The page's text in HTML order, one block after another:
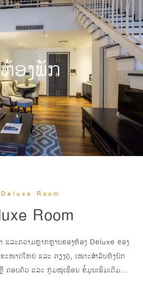
ຫ້ອງພັກ
Deluxe Room
Room
ແລະຄວາມຫຼາກຫຼາຍຂອງຫ້ອງ Deluxe ຂອງ
ະໜາດໃຫຍ່ ແລະ ຕຽງຄູ່, ເໝາະສຳລັບທັງນັກ
ຄອບຄົວ ແລະ ກຸ່ມໝູ່ເພື່ອນ ຂໍ້ມູນເພີ່ມເຕີມ...